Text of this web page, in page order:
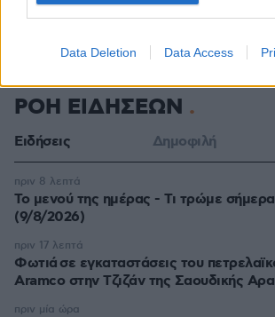
Data Deletion Data Access
Αχτσιόγλου: Ο Πολάκης εξαπολύει
ΡΟΗ ΕΙΔΗΣΕΩΝ
Ειδήσεις Δημοφιλή
Το μενού της ημέρας - Τι τρώμε
(9/8/2026)
πριν 8 λεπτά
Φωτιά σε εγκαταστάσεις του
Aramco στην Τζιζάν της Σαουδικής
πριν 17 λεπτά
πριν μία ώρα